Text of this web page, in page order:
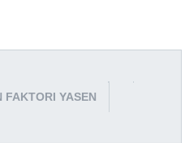
FAKTORI YASEN